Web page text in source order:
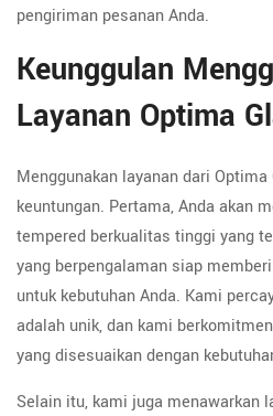
pengiriman pesanan Anda.
Keunggulan
Layanan Optima
Menggunakan layanan dari
keuntungan. Pertama, Anda akan
tempered berkualitas tinggi yang
yang berpengalaman siap
untuk kebutuhan Anda. Kami
adalah unik, dan kami
yang disesuaikan dengan
Selain itu, kami juga menawarkan